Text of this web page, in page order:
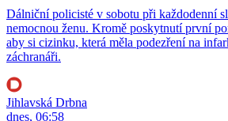
Dálniční policisté v sobotu při každodenní
nemocnou ženu. Kromě poskytnutí první
aby si cizinku, která měla podezření na
záchranáři.
Jihlavská Drbna
dnes, 06:58